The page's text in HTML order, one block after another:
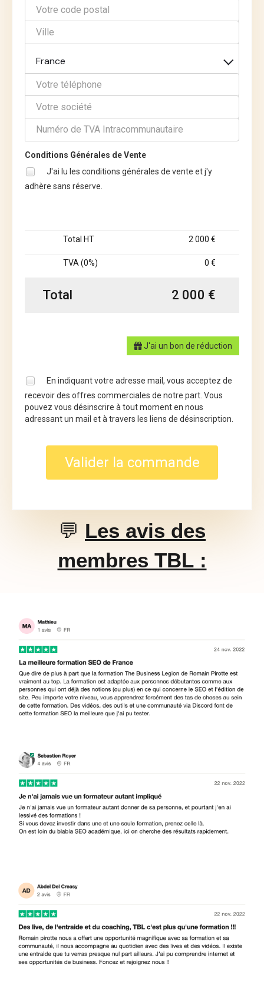
France
Conditions Générales de Vente
J'ai lu les conditions générales de vente et j'y
adhère sans réserve.
Total HT 2 000 €
TVA (0%) 0 €
Total 2 000 €
J'ai un bon de réduction
En indiquant votre adresse mail, vous acceptez de
recevoir des offres commerciales de notre part. Vous
pouvez vous désinscrire à tout moment en nous
adressant un mail et à travers les liens de désinscription.
Valider la commande
💬 Les avis des
membres TBL :